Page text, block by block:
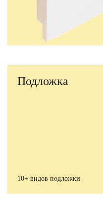
Подложка
10+ видов подложки